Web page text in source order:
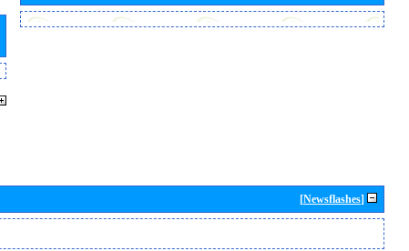
[Newsflashes]